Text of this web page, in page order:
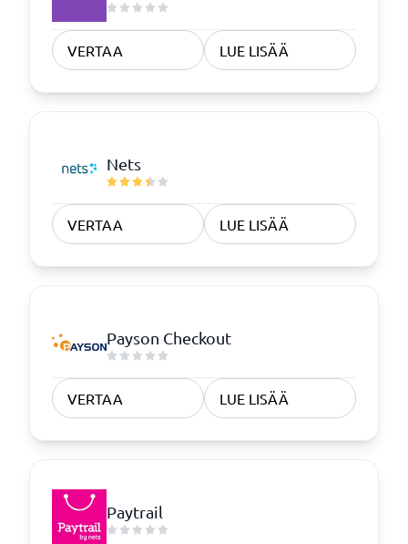
VERTAA LUE LISÄÄ
Nets
VERTAA LUE LISÄÄ
Payson Checkout
VERTAA LUE LISÄÄ
Paytrail